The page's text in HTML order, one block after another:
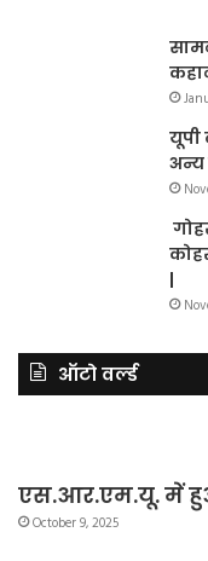
यूपी
अन्य
|
ऑटो वर्ल्ड
एस.आर.एम.यू. में हुआ
October 9, 2025